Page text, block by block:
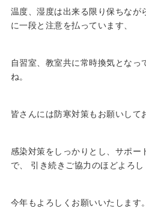
温度、湿度は出来る限り保ちなが
に一段と注意を払っています、
自習室、教室共に常時換気となっ
ね。
皆さんには防寒対策もお願いして
感染対策をしっかりとし、サポー
で、 引き続きご協力のほどよろし
今年もよろしくお願いいたします。